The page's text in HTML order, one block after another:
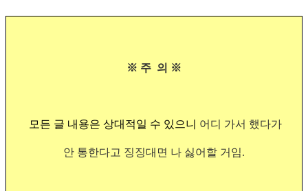
※ 주 의 ※
모든 글 내용은 상대적일 수 있으니 어디 가서 했다가
안 통한다고 징징대면 나 싫어할 거임.